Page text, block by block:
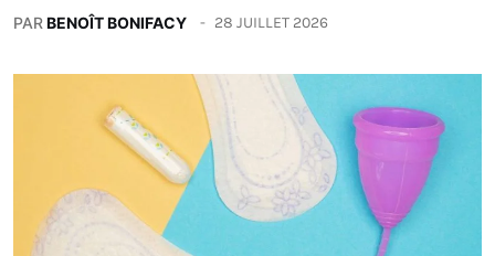
PARBENOÎT BONIFACY 28 JUILLET 2026